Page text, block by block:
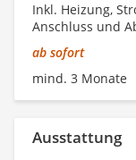
Inkl. Heizung,
Anschluss und
ab sofort
mind. 3 Monate
Ausstattung